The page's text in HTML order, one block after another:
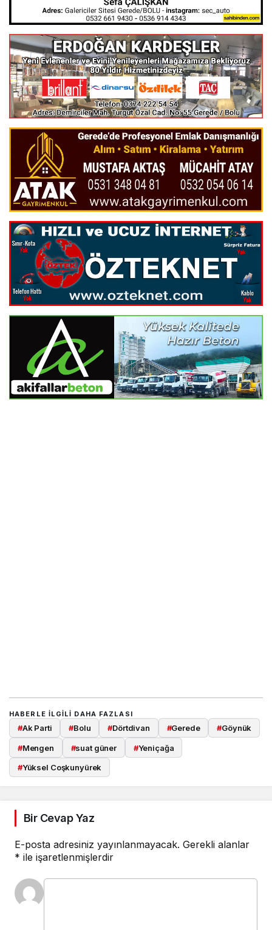
HABERLE ILGILI DAHA FAZLASI
#Ak Parti #Bolu #Dörtdivan #Gerede #Göynük
#Mengen #suat güner #Yeniçağa
#Yüksel Coşkunyürek
Bir Cevap Yaz
E-posta adresiniz yayınlanmayacak. Gerekli alanlar
* ile işaretlenmişlerdir